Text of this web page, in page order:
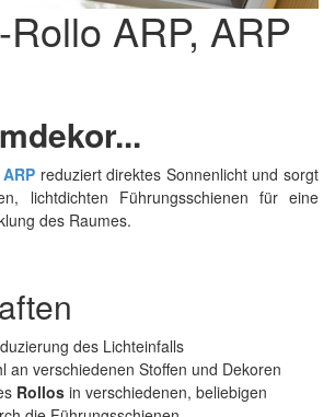
ARP, ARP
reduziert direktes Sonnenlicht und sorgt
lichtdichten Führungsschienen für eine
des Raumes.
des Lichteinfalls
an verschiedenen Stoffen und Dekoren
Rollos in verschiedenen, beliebigen